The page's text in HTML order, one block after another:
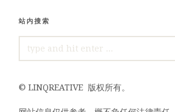
站内搜索
FOR:
©LINQREATIVE 版权所有。